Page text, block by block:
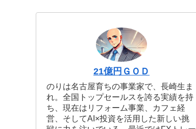
21億円ＧＯＤ
のりは名古屋育ちの事業家で、長崎生ま
れ。全国トップセールスを誇る実績を持
ち、現在はリフォーム事業、カフェ経
営、そしてAI×投資を活用した新しい挑